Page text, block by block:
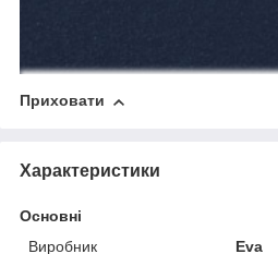
Приховати
Характеристики
Основні
Виробник
Eva